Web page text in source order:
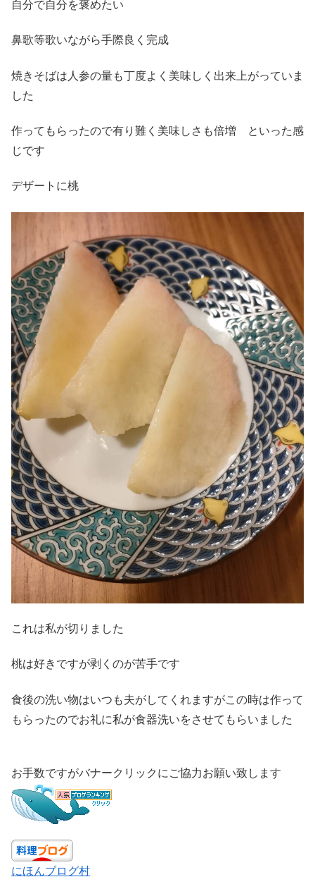
自分で自分を褒めたい
鼻歌等歌いながら手際良く完成
焼きそばは人参の量も丁度よく美味しく出来上がっていま
した
作ってもらったので有り難く美味しさも倍増 といった感
じです
デザートに桃
これは私が切りました
桃は好きですが剥くのが苦手です
食後の洗い物はいつも夫がしてくれますがこの時は作って
もらったのでお礼に私が食器洗いをさせてもらいました
お手数ですがバナークリックにご協力お願い致します
にほんブログ村